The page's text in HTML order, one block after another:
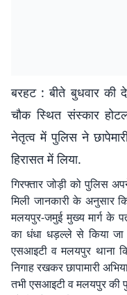
बरहट : बीते बुधवार की
चौक स्थित संस्कार
नेतृत्व में पुलिस ने
हिरासत में लिया.
गिरफ्तार जोड़ी को पुलिस
मिली जानकारी के अनुसार
मलयपुर-जमुई मुख्य मार्ग के
का धंधा धड़ल्ले से किया जा
एसआइटी व मलयपुर थाना
निगाह रखकर छापामारी
तभी एसआइटी व मलयपुर की